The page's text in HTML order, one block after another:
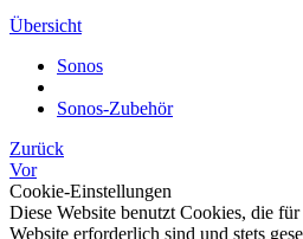
Übersicht
Sonos
Sonos-Zubehör
Zurück
Vor
Cookie-Einstellungen
Diese Website benutzt Cookies, die
Website erforderlich sind und stets